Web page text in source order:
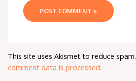
This site uses Akismet to reduce spam.
comment data is processed.